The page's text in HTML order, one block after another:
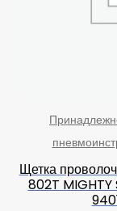
Щетка
802T MIGHTY